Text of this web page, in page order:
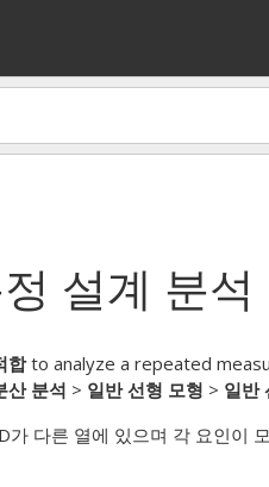
설계 분석
합to analyze a repeated
산 분석 > 일반 선형 모형 > 일반
가 다른 열에 있으며 각 요인이